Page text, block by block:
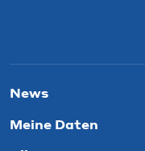
News
Meine Daten